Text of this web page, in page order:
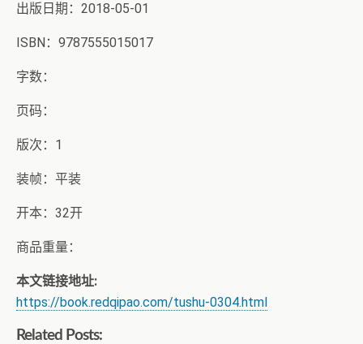
出版日期：2018-05-01
ISBN：9787555015017
字数：
页码：
版次：1
装帧：平装
开本：32开
商品重量：
本文链接地址:
https://book.redqipao.com/tushu-0304.html
Related Posts: